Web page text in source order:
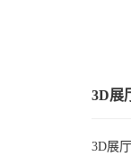
3D展
3D展